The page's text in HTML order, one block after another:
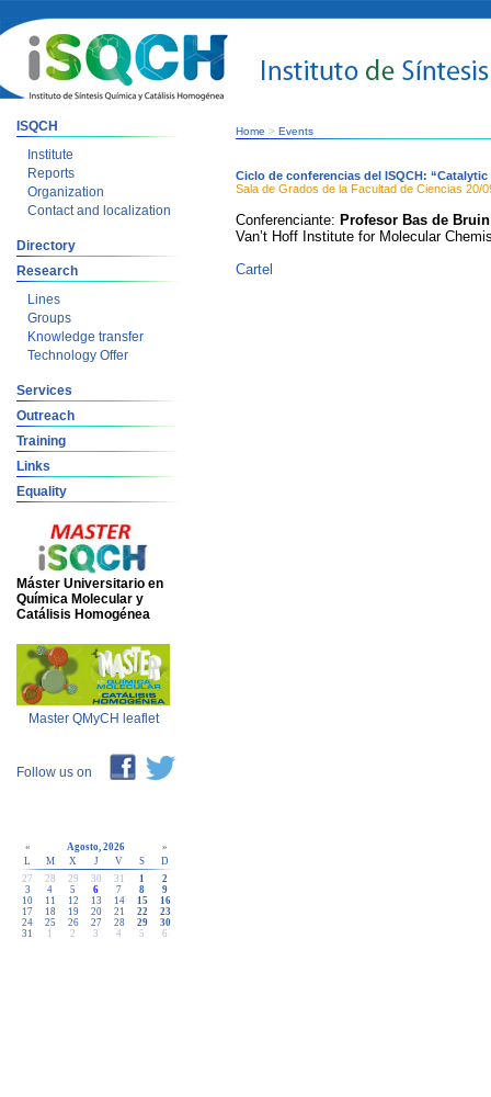
ISQCH
Institute
Reports
Organization
Contact and localization
Directory
Research
Lines
Groups
Knowledge transfer
Technology Offer
Services
Outreach
Training
Links
Equality
Máster Universitario en
Química Molecular y
Catálisis Homogénea
Master QMyCH leaflet
Follow us on
« Agosto, 2026
»
L
M X J V S
D
27
28 29 30 31 1
2
3
4 5 6 7 8
9
10
11 12 13 14 15
16
17
18 19 20 21 22
23
24
25 26 27 28 29
30
31
1 2 3 4 5 6
Home > Events
Ciclo de conferencias del ISQCH:
Sala de Grados de la Facultad de Ciencias 20/
Conferenciante: Profesor Bas de Bruin
Van’t Hoff Institute for Molecular
Cartel